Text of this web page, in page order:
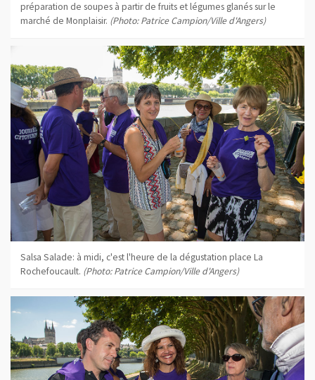
préparation de soupes à partir de fruits et légumes glanés sur le
marché de Monplaisir. (Photo: Patrice Campion/Ville d'Angers)
Salsa Salade: à midi, c'est l'heure de la dégustation place La
Rochefoucault. (Photo: Patrice Campion/Ville d'Angers)